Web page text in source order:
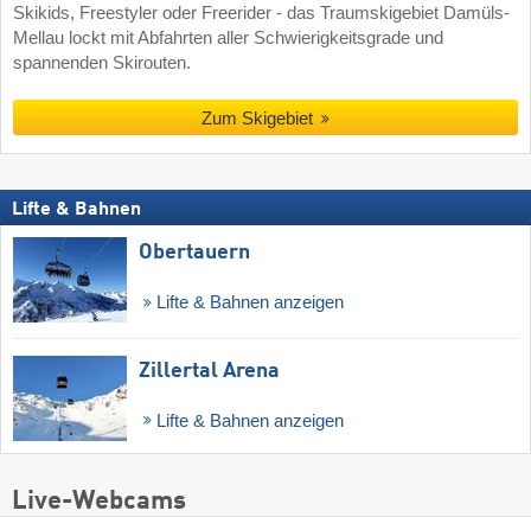
Skikids, Freestyler oder Freerider - das Traumskigebiet Damüls-
Mellau lockt mit Abfahrten aller Schwierigkeitsgrade und
spannenden Skirouten.
Zum Skigebiet
Lifte & Bahnen
Obertauern
Lifte & Bahnen anzeigen
Zillertal Arena
Lifte & Bahnen anzeigen
Live-Webcams